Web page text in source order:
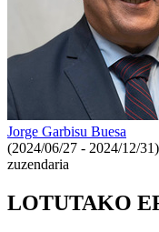
Jorge Garbisu Buesa
(2024/06/27 - 2024/12/31)
zuzendaria
LOTUTAKO